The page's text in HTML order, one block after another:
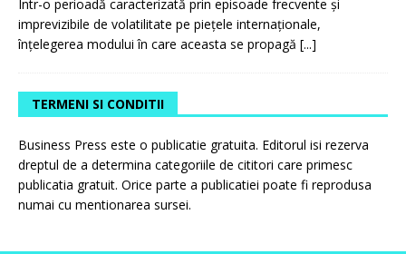
Într-o perioadă caracterizată prin episoade frecvente și
imprevizibile de volatilitate pe piețele internaționale,
înțelegerea modului în care aceasta se propagă [...]
TERMENI SI CONDITII
Business Press este o publicatie gratuita. Editorul isi rezerva
dreptul de a determina categoriile de cititori care primesc
publicatia gratuit. Orice parte a publicatiei poate fi reprodusa
numai cu mentionarea sursei.